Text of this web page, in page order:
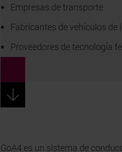
Empresas de transporte
Fabricantes de vehículos
Proveedores de tecnología
GoA4 es un sistema de